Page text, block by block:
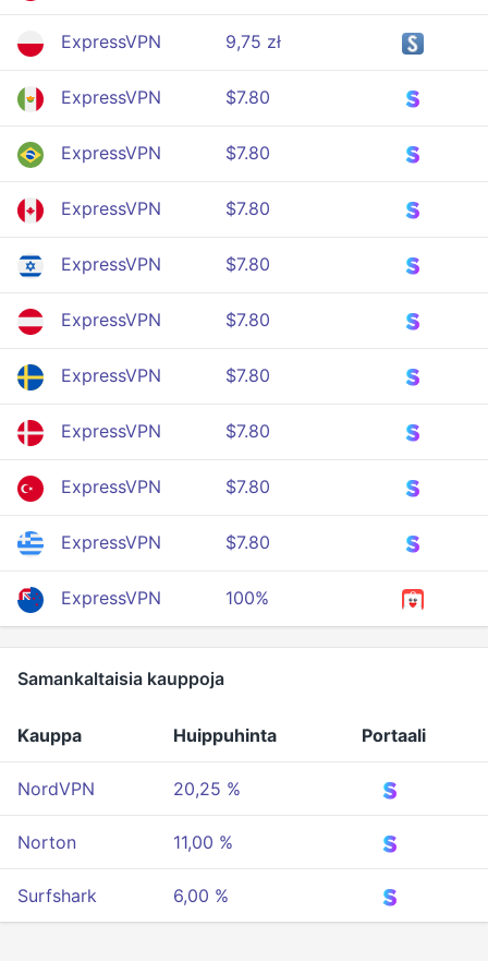
ExpressVPN 9,75 zł
ExpressVPN $7.80
ExpressVPN $7.80
ExpressVPN $7.80
ExpressVPN $7.80
ExpressVPN $7.80
ExpressVPN $7.80
ExpressVPN $7.80
ExpressVPN $7.80
ExpressVPN $7.80
ExpressVPN 100%
Samankaltaisia kauppoja
Kauppa Huippuhinta Portaali
NordVPN 20,25 %
Norton 11,00 %
Surfshark 6,00 %